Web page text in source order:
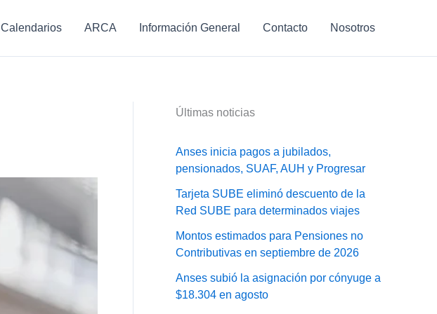
Calendarios ARCA Información General Contacto Nosotros
Últimas noticias
Anses inicia pagos a jubilados,
pensionados, SUAF, AUH y Progresar
Tarjeta SUBE eliminó descuento de la
Red SUBE para determinados viajes
Montos estimados para Pensiones no
Contributivas en septiembre de 2026
Anses subió la asignación por cónyuge a
$18.304 en agosto